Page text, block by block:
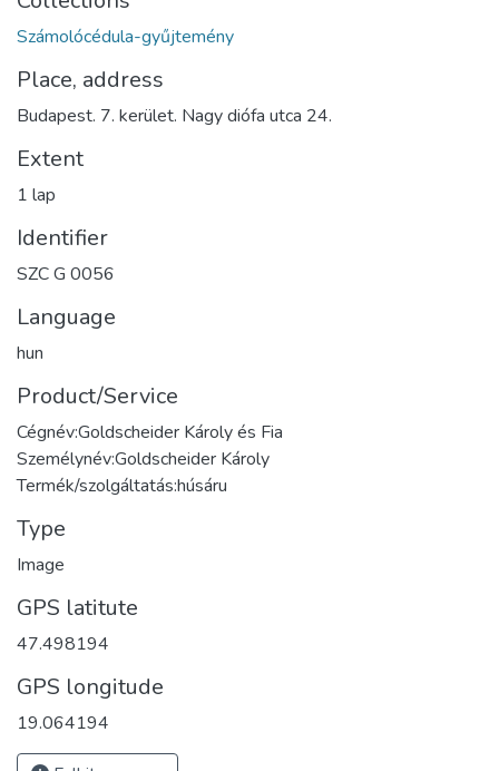
Számolócédula-gyűjtemény
Place, address
Budapest. 7. kerület. Nagy diófa utca 24.
Extent
1 lap
Identifier
SZC G 0056
Language
hun
Product/Service
Cégnév:Goldscheider Károly és Fia
Személynév:Goldscheider Károly
Termék/szolgáltatás:húsáru
Type
Image
GPS latitute
47.498194
GPS longitude
19.064194